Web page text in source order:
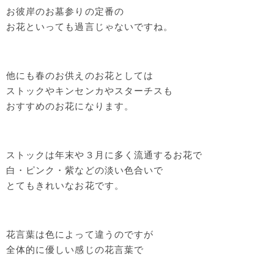
お彼岸のお墓参りの定番の
お花といっても過言じゃないですね。
他にも春のお供えのお花としては
ストックやキンセンカやスターチスも
おすすめのお花になります。
ストックは年末や３月に多く流通するお花で
白・ピンク・紫などの淡い色合いで
とてもきれいなお花です。
花言葉は色によって違うのですが
全体的に優しい感じの花言葉で